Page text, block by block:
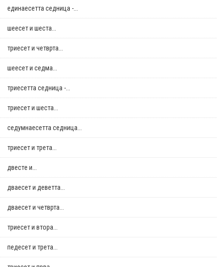
единаесетта седница -...
шеесет и шеста...
триесет и четврта...
шеесет и седма...
триесетта седница -...
триесет и шеста...
седумнаесетта седница...
триесет и трета...
двестe и...
дваесет и деветта...
дваесет и четврта...
триесет и втора...
педесет и трета...